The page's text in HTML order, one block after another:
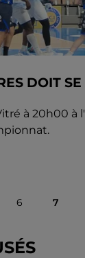
DOIT
à 20h00 à
6 7